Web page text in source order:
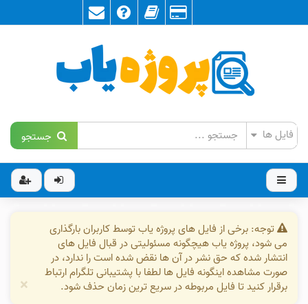
جستجو
توجه: برخی از فایل های پروژه یاب توسط کاربران بارگذاری
می شود، پروژه یاب هیچگونه مسئولیتی در قبال فایل های
انتشار شده که حق نشر در آن ها نقض شده است را ندارد، در
صورت مشاهده اینگونه فایل ها لطفا با پشتیبانی تلگرام ارتباط
برقرار کنید تا فایل مربوطه در سریع ترین زمان حذف شود.
×